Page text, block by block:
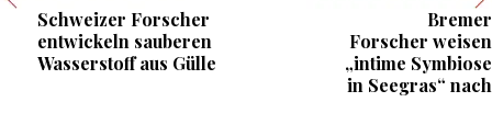
Schweizer Forscher
entwickeln sauberen
Wasserstoff aus Gülle
Bremer
Forscher weisen
„intime Symbiose
in Seegras“ nach